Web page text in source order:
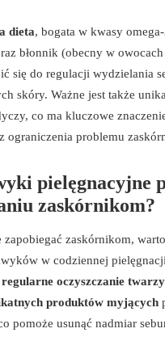
dieta, bogata w kwasy
błonnik (obecny w
się do regulacji wydzielania
skóry. Ważne jest także
co ma kluczowe
ograniczenia problemu
pielęgnacyjne
zaskórnikom?
zapobiegać zaskórnikom,
w codziennej
regularne oczyszczanie twarzy
produktów myjących
pomoże usunąć nadmiar